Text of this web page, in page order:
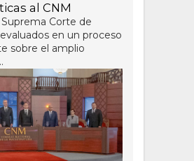
al CNM
Corte de
en un proceso
sobre el amplio